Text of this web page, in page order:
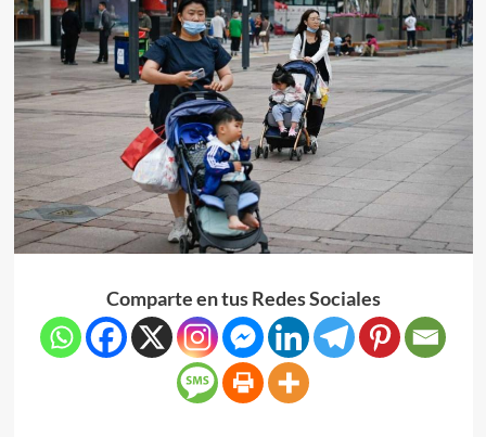
Comparte en tus Redes Sociales